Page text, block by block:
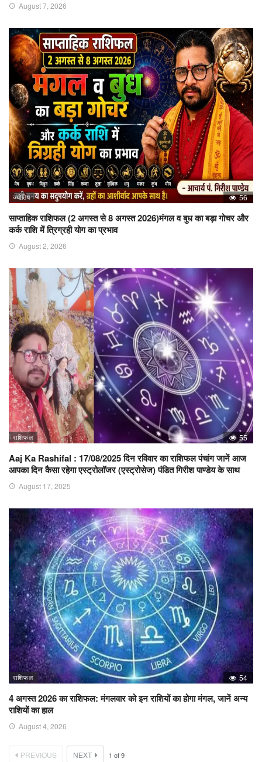
August 7, 2026
ज्योतिष 56
साप्ताहिक राशिफल (2 अगस्त से 8 अगस्त 2026)मंगल व बुध का बड़ा गोचर और
कर्क राशि में त्रिग्रही योग का प्रभाव
August 2, 2026
राशिफल 55
Aaj Ka Rashifal : 17/08/2025 दिन रविवार का राशिफल पंचांग जानें आज
आपका दिन कैसा रहेगा एस्ट्रोलॉजर (एस्ट्रोसेज) पंडित गिरीश पाण्डेय के साथ
August 17, 2025
राशिफल 54
4 अगस्त 2026 का राशिफल: मंगलवार को इन राशियों का होगा मंगल, जानें अन्य
राशियों का हाल
August 4, 2026
PREVIOUS NEXT 1 of9